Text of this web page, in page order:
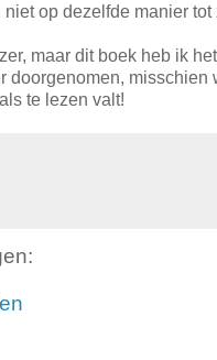
op dezelfde manier tot
maar dit boek heb ik
doorgenomen, misschien
te lezen valt!